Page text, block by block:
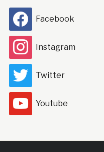
Facebook
Instagram
Twitter
Youtube